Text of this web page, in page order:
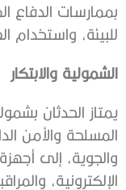
بممارسات الدفاع
للبيئة، واستخدام
الشمولية والابتكار
يمتاز الحدثان
المسلحة والأمن
والجوية، إلى
الإلكترونية،